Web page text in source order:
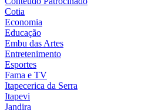
Cotia
Economia
Educação
Embu das Artes
Entretenimento
Esportes
Fama e TV
Itapecerica da Serra
Itapevi
Jandira